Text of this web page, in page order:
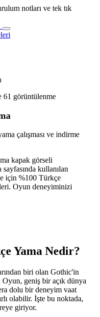
notları ve tek tık
61 görüntülenme
çalışması ve indirme
kullanılan
için %100 Türkçe
Oyun deneyiminizi
Yama Nedir?
biri olan Gothic'in
Oyun, geniş bir açık dünya
dolu bir deneyim vaat
olabilir. İşte bu noktada,
giriyor.